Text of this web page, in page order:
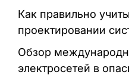
Как правильно
проектировании
Обзор
электросетей в